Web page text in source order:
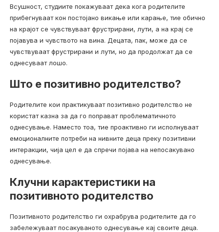
Всушност, студиите покажуваат дека кога родителите
прибегнуваат кон постојано викање или карање, тие обично
на крајот се чувствуваат фрустрирани, лути, а на крај се
појавува и чувството на вина. Децата, пак, може да се
чувствуваат фрустрирани и лути, но да продолжат да се
однесуваат лошо.
Што е позитивно родителство?
Родителите кои практикуваат позитивно родителство не
користат казна за да го поправат проблематичното
однесување. Наместо тоа, тие проактивно ги исполнуваат
емоционалните потреби на нивните деца преку позитивни
интеракции, чија цел е да спречи појава на непосакувано
однесување.
Клучни карактеристики на
позитивното родителство
Позитивното родителство ги охрабрува родителите да го
забележуваат посакуваното однесување кај своите деца.